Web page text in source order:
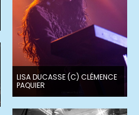
LISA DUCASSE (C) CLÉMENCE
PAQUIER